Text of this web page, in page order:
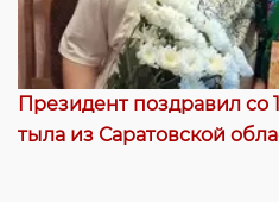
Президент поздравил со
тыла из Саратовской